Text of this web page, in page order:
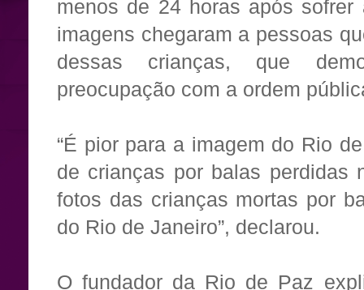
menos de 24 horas após sofrer
imagens chegaram a pessoas
dessas crianças, que
preocupação com a ordem
“É pior para a imagem do Rio
de crianças por balas perdidas
fotos das crianças mortas por
do Rio de Janeiro”, declarou.
O fundador da Rio de Paz